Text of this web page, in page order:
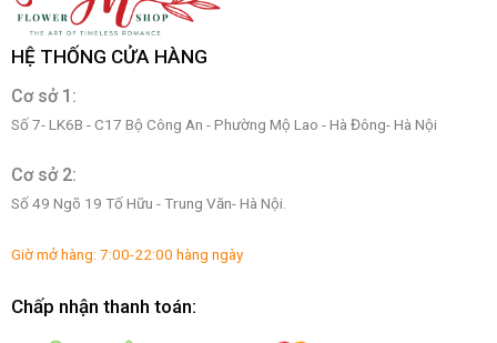
HỆ THỐNG CỬA HÀNG
Cơ sở 1:
Số 7- LK6B - C17 Bộ Công An - Phường Mộ Lao - Hà Đông- Hà Nội
Cơ sở 2:
Số 49 Ngõ 19 Tố Hữu - Trung Văn- Hà Nội.
Giờ mở hàng: 7:00-22:00 hàng ngày
Chấp nhận thanh toán: